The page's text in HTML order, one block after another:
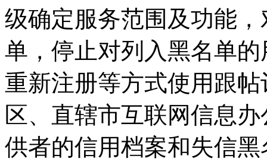
级确定服务范围及功能
单，停止对列入黑名单
重新注册等方式使用跟
区、直辖市互联网信息
供者的信用档案和失信